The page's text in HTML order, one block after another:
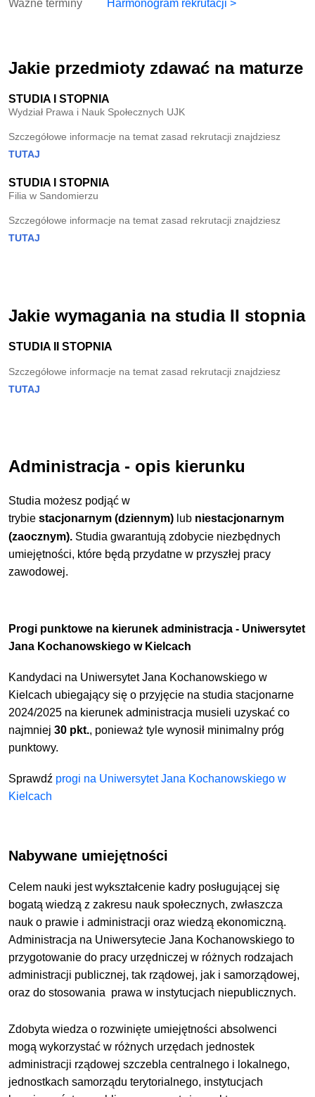
Ważne terminy Harmonogram rekrutacji >
Jakie przedmioty zdawać na maturze
STUDIA I STOPNIA
Wydział Prawa i Nauk Społecznych UJK
Szczegółowe informacje na temat zasad rekrutacji znajdziesz
TUTAJ
STUDIA I STOPNIA
Filia w Sandomierzu
Szczegółowe informacje na temat zasad rekrutacji znajdziesz
TUTAJ
Jakie wymagania na studia II stopnia
STUDIA II STOPNIA
Szczegółowe informacje na temat zasad rekrutacji znajdziesz
TUTAJ
Administracja - opis kierunku
Studia możesz podjąć w
trybiestacjonarnym (dziennym) lub niestacjonarnym
(zaocznym). Studia gwarantują zdobycie niezbędnych
umiejętności, które będą przydatne w przyszłej pracy
zawodowej.
Progi punktowe na kierunek administracja - Uniwersytet
Jana Kochanowskiego w Kielcach
Kandydaci na Uniwersytet Jana Kochanowskiego w
Kielcach ubiegający się o przyjęcie na studia stacjonarne
2024/2025 na kierunek administracja musieli uzyskać co
najmniej30 pkt., ponieważ tyle wynosił minimalny próg
punktowy.
Sprawdź progi na Uniwersytet Jana Kochanowskiego w
Kielcach
Nabywane umiejętności
Celem nauki jest wykształcenie kadry posługującej się
bogatą wiedzą z zakresu nauk społecznych, zwłaszcza
nauk o prawie i administracji oraz wiedzą ekonomiczną.
Administracja na Uniwersytecie Jana Kochanowskiego to
przygotowanie do pracy urzędniczej w różnych rodzajach
administracji publicznej, tak rządowej, jak i samorządowej,
oraz do stosowania prawa w instytucjach niepublicznych.
Zdobyta wiedza o rozwinięte umiejętności absolwenci
mogą wykorzystać w różnych urzędach jednostek
administracji rządowej szczebla centralnego i lokalnego,
jednostkach samorządu terytorialnego, instytucjach